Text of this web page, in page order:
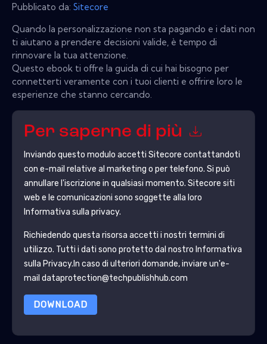
Pubblicato da: Sitecore
Quando la personalizzazione non sta pagando e i dati non
ti aiutano a prendere decisioni valide, è tempo di
rinnovare la tua attenzione.
Questo ebook ti offre la guida di cui hai bisogno per
connetterti veramente con i tuoi clienti e offrire loro le
esperienze che stanno cercando.
Per saperne di più
Inviando questo modulo accetti Sitecore contattandoti
con e-mail relative al marketing o per telefono. Si può
annullare l'iscrizione in qualsiasi momento. Sitecore siti
web e le comunicazioni sono soggette alla loro
Informativa sulla privacy.
Richiedendo questa risorsa accetti i nostri termini di
utilizzo. Tutti i dati sono protetto dal nostro Informativa
sulla Privacy.In caso di ulteriori domande, inviare un'e-
mail dataprotection@techpublishhub.com
DOWNLOAD